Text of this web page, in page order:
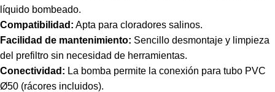
líquido bombeado.
Compatibilidad: Apta para cloradores salinos.
Facilidad de mantenimiento: Sencillo desmontaje y limpieza
del prefiltro sin necesidad de herramientas.
Conectividad: La bomba permite la conexión para tubo PVC
Ø50 (rácores incluidos).